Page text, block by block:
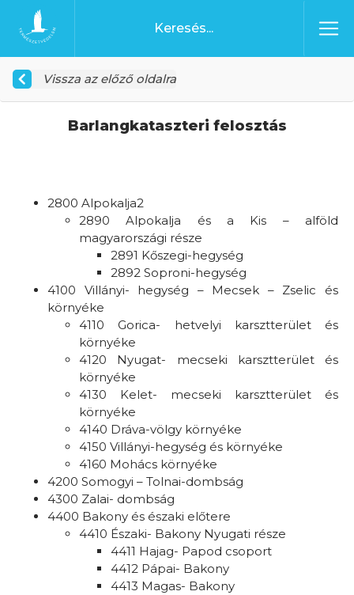
Ugrás a tartalomhoz
Főoldal
Vissza az előző oldalra
Barlangkataszteri felosztás
2800 Alpokalja2
2890 Alpokalja és a Kis – alföld
magyarországi része
2891 Kőszegi-hegység
2892 Soproni-hegység
4100 Villányi- hegység – Mecsek – Zselic és
környéke
4110 Gorica- hetvelyi karsztterület és
környéke
4120 Nyugat- mecseki karsztterület és
környéke
4130 Kelet- mecseki karsztterület és
környéke
4140 Dráva-völgy környéke
4150 Villányi-hegység és környéke
4160 Mohács környéke
4200 Somogyi – Tolnai-dombság
4300 Zalai- dombság
4400 Bakony és északi előtere
4410 Északi- Bakony Nyugati része
4411 Hajag- Papod csoport
4412 Pápai- Bakony
4413 Magas- Bakony